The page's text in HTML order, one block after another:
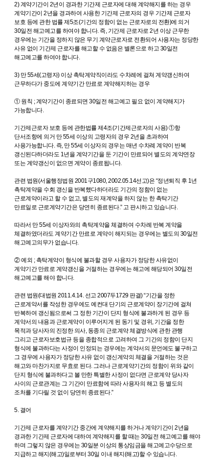
2) 계약기간이 2년이 경과한 기간제 근로자에 대해 계약해지를 하는 경우
계약기간이 2년을 경과하여 사용한 기간제 근로자의 경우 기간제 근로자
보호 등에 관한 법률 제5조(기간의 정함이 없는 근로자로의 전환)에 의거
30일전 해고예고를 하여야 합니다. 즉, 기간제 근로자로 2년 이상 근무한
경우에는 기간을 정하지 않은 무기 계약근로자로 전환되어 사용자는 정당한
사유 없이 기간제 근로자를 해고할 수 없음은 별론으로 하고 30일전
해고예고를 하여야 합니다.
3) 만 55세(고령자) 이상 촉탁계약직이라도 수차례에 걸쳐 계약갱신하여
근무하다가 중도에 계약기간 만료로 계약해지하는 경우
① 원칙 ; 계약기간이 종료되면 30일전 해고예고 필요 없이 계약해지가
가능합니다.
기간제근로자 보호 등에 관한법률 제4조(기간제근로자의 사용) ①항
단서조항에 의거 만 55세 이상의 고령자의 경우 2년을 초과하여
사용가능합니다. 즉, 만 55세 이상자의 경우는 매년 수차례 계약이 반복
갱신된다하더라도 1년을 계약기간을 둔 기간이 만료되어 별도의 계약연장
또는 계약갱신이 없으면 계약이 종료됩니다.
관련 법원(서울행정법원 2001구1080, 2002.05.14선고)은 “정년퇴직 후 1년
촉탁계약을 수회 갱신을 반복했다하더라도 기간의 정함이 없는
근로계약이라고 할 수 없고, 별도의 재계약을 하지 않는 한 촉탁기간
만료일로 근로계약기간은 당연히 종료된다.” 고 판시하고 있습니다.
따라서 만 55세 이상자와의 촉탁계약을 체결하여 수차례 반복 계약을
체결하였더라도 계약기간 만료로 계약이 해지되는 경우에는 별도의 30일전
해고예고의무가 없습니다.
② 예외 ; 촉탁계약이 형식에 불과할 경우 사용자가 정당한 사유없이
계약기간 만료로 계약갱신을 거절하는 경우에는 해고에 해당되어 30일전
해고예고를 해야 합니다.
관련 법원(대법원 2011.4.14. 선고 2007두1729 판결) “기간을 정한
근로계약서를 작성한 경우에도 예컨대 단기의 근로계약이 장기간에 걸쳐
반복하여 갱신됨으로써 그 정한 기간이 단지 형식에 불과하게 된 경우 등
계약서의 내용과 근로계약이 이루어지게 된 동기 및 경위, 기간을 정한
목적과 당사자의 진정한 의사, 동종의 근로계약 체결방식에 관한 관행
그리고 근로자보호법규 등을 종합적으로 고려하여 그 기간의 정함이 단지
형식에 불과하다는 사정이 인정되는 경우에는 계약서의 문언에도 불구하고
그 경우에 사용자가 정당한 사유 없이 갱신계약의 체결을 거절하는 것은
해고와 마찬가지로 무효로 된다. 그러나 근로계약기간의 정함이 위와 같이
단지 형식에 불과하다고 볼 만한 특별한 사정이 없다면 근로계약 당사자
사이의 근로관계는 그 기간이 만료함에 따라 사용자의 해고 등 별도의
조처를 기다릴 것 없이 당연히 종료된다.”
5. 결어
기간제 근로자를 계약기간 중간에 계약해지를 하거나 계약기간이 2년을
경과한 기간제 근로자에 대하여 계약해지를 할 때는 30일전 해고예고를 해야
하며 그렇지 않은 경우에는 30일분 이상의 통상임금을 해고예고수당으로
지급하고 해지(해고)일로부터 30일 이내 해지(해고)할 수 있습니다.